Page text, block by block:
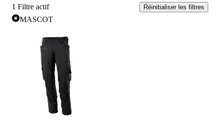
1 Filtre actif Réinitialiser les filtres
MASCOT